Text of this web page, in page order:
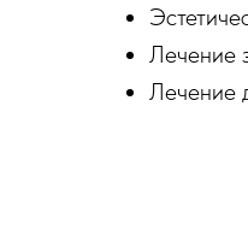
Лечение
Лечение